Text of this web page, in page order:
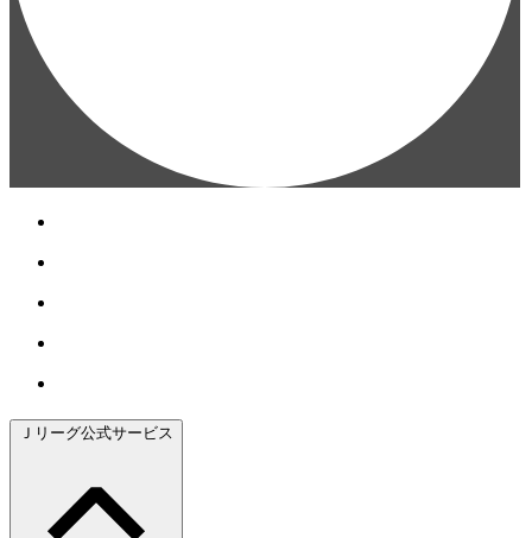
Ｊリーグ公式サービス